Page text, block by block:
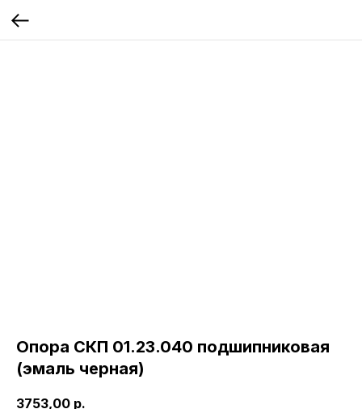
Опора СКП 01.23.040 подшипниковая
(эмаль черная)
3753,00 р.